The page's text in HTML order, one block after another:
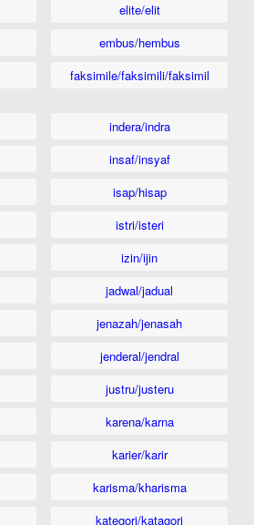
elite/elit
embus/hembus
faksimile/faksimili/faksimil
indera/indra
insaf/insyaf
isap/hisap
istri/isteri
izin/ijin
jadwal/jadual
jenazah/jenasah
jenderal/jendral
justru/justeru
karena/karna
karier/karir
karisma/kharisma
kategori/katagori